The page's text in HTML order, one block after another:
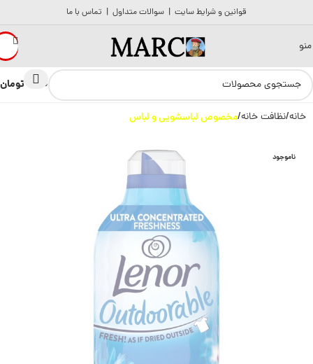
قوانین و شرایط سایت | سوالات متداول | تماس با ما
منو
0 تومان
خانه نظافت خانه مخصوص لباسشویی و لباس
ناموجود